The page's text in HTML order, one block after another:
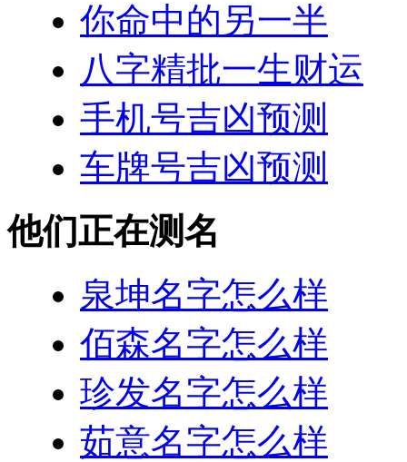
你命中的另一半
八字精批一生财运
手机号吉凶预测
车牌号吉凶预测
他们正在测名
泉坤名字怎么样
佰森名字怎么样
珍发名字怎么样
茹意名字怎么样